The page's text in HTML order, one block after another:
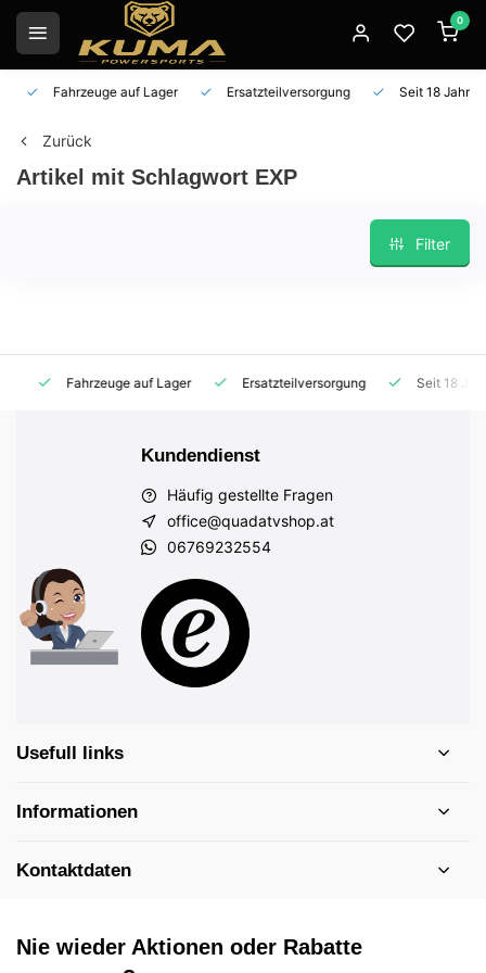
0
Fahrzeuge auf Lager Ersatzteilversorgung Seit 18 Jahren
Zurück
Artikel mit Schlagwort EXP
Filter
Fahrzeuge auf Lager Ersatzteilversorgung Seit 18
Kundendienst
Häufig gestellte Fragen
office@quadatvshop.at
06769232554
Usefull links
Informationen
Kontaktdaten
Nie wieder Aktionen oder Rabatte